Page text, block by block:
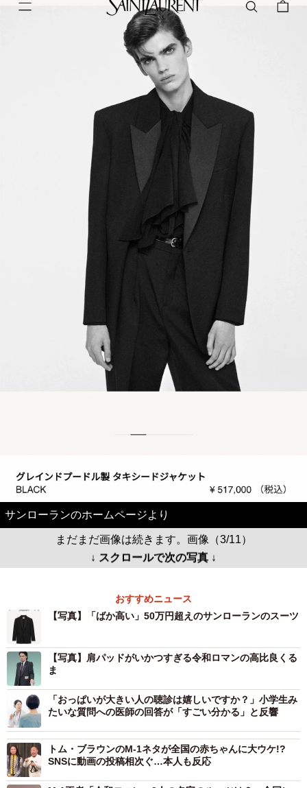
サンローランのホームページより
まだまだ画像は続きます。画像（3/11）
↓ スクロールで次の写真 ↓
おすすめニュース
【写真】「ばか高い」50万円超えのサンローランのスーツ
【写真】肩パッドがいかつすぎる令和ロマンの高比良くる
ま
「おっぱいが大きい人の聴診は嬉しいですか？」小学生み
たいな質問への医師の回答が「すごい分かる」と反響
トム・ブラウンのM-1ネタが全国の赤ちゃんに大ウケ!?
SNSに動画の投稿相次ぐ…本人も反応